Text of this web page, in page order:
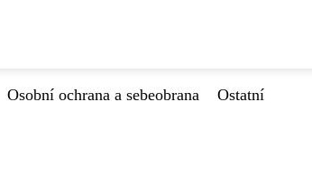
Osobní ochrana a sebeobrana
Ostatní